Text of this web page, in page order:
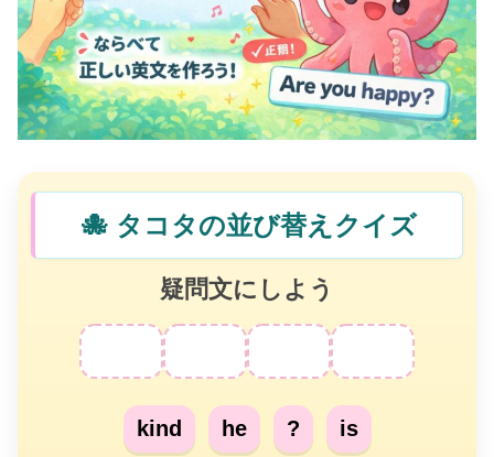
🐙 タコタの並び替えクイズ
疑問文にしよう
kind he ? is